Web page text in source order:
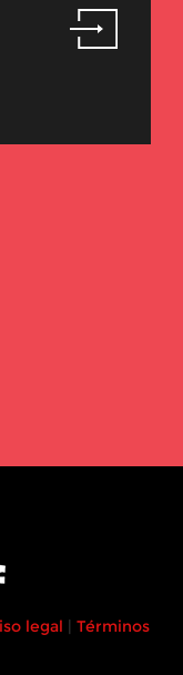
legal | Términos